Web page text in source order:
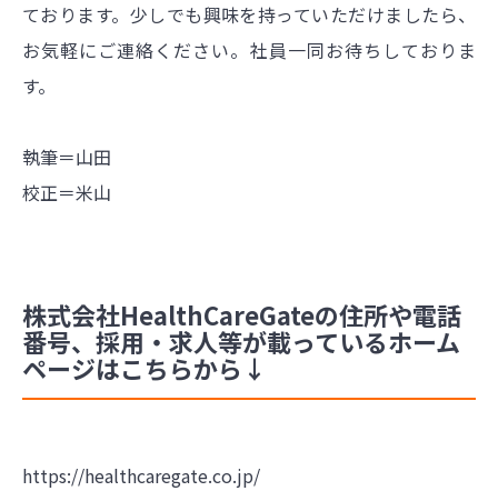
ております。少しでも興味を持っていただけましたら、
お気軽にご連絡ください。社員一同お待ちしておりま
す。
執筆＝山田
校正＝米山
株式会社HealthCareGateの住所や電話
番号、採用・求人等が載っているホーム
ページはこちらから↓
https://healthcaregate.co.jp/